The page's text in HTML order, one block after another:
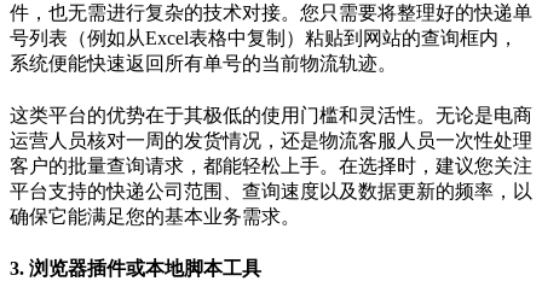
件，也无需进行复杂的技术对接。您只需要将整理好的快递单
号列表（例如从Excel表格中复制）粘贴到网站的查询框内，
系统便能快速返回所有单号的当前物流轨迹。
这类平台的优势在于其极低的使用门槛和灵活性。无论是电商
运营人员核对一周的发货情况，还是物流客服人员一次性处理
客户的批量查询请求，都能轻松上手。在选择时，建议您关注
平台支持的快递公司范围、查询速度以及数据更新的频率，以
确保它能满足您的基本业务需求。
3. 浏览器插件或本地脚本工具